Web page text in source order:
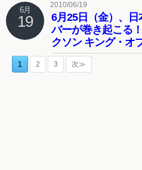
6月
19
2010/06/19
6月25日（金）、
バーが巻き起こる
クソン キング・オ
1 2 3 次≫